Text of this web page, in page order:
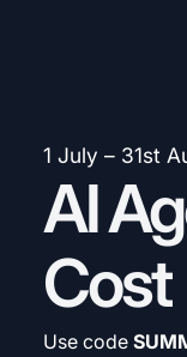
1 July – 31st
AI
Cost
Use code